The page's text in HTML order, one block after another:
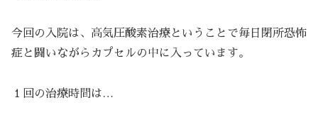
今回の入院は、高気圧酸素治療ということで毎日閉所恐怖
症と闘いながらカプセルの中に入っています。
１回の治療時間は…